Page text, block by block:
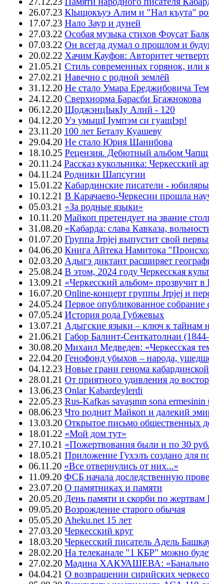
26.07.23 Кlыщокъуэ Алим и "Нал къута"
17.07.23 Нало Заур и дуней
27.03.22 Особая музыка стихов Фоусат
07.03.22 Он всегда думал о прошлом и
20.02.22 Хачим Кауфов: Авторитет
21.05.21 Стиль современных горянок, или
27.02.21 Навечно с родной землёй
31.12.20 Не стало Умара Ереджибовича
24.12.20 Сверхнорма Барасби Бгажнокова
06.12.20 ЩоджэнцIыкIу Алий - 120
04.12.20 Уэ умыщI Iумпэм си гуащIэр!
23.11.20 100 лет Беталу Куашеву
29.04.20 Не стало Юрия Шанибова
18.10.25 Рецензия. Дебютный альбом
20.11.24 Рассказ кукольника: Черкесский
04.11.24 Родники Шапсугии
15.01.22 Кабардинские писатели -
10.12.21 В Карачаево-Черкесии прошла
05.03.21 «За родные языки»
10.11.20 Майкоп претендует на звание
31.08.20 «Кабарда: слава Кавказа,
01.07.20 Группа Jrpjej выпустит свой
04.06.20 Книга Айтека Намитока
02.03.20 Адыгэ диктант расширяет
25.08.24 В этом, 2024 году Черкесская
13.09.21 «Черкесский альбом» прозвучит в
16.07.20 Online-концерт группы Jrpjej и
24.05.24 Первое опубликованное
07.05.24 История рода Губжевых
13.07.21 Адыгские языки – ключ к тайнам
21.06.21 Габор Балинт-Сенткатолнаи
30.08.20 Михаил Медведев: «Черкесская
22.04.20 Генофонд убыхов – народа,
04.12.23 Новые грани генома
28.01.21 От приятного удивления до
13.06.23 Onlar Kabardeylerdi
22.05.23 Rus-Kafkas savaşının sona
08.06.23 Что роднит Майкоп и далекий
13.03.20 Открытое письмо общественных
18.01.22 «Мой дом тут»
27.10.21 «Пожертвования были и по 30
18.05.21 Приложение Гухэлъ создано для
06.11.20 «Все отвернулись от них...»
11.09.20 ФСБ начала доследственную
23.07.20 О памятниках и памяти
20.05.20 День памяти и скорби по
09.05.20 Возрождение старого обычая
05.05.20 Aheku.net 15 лет
27.03.20 Черкесский круг
18.03.20 Черкесский писатель Адель
28.02.20 На телеканале "1 КБР" можно
27.02.20 Мадина ХАКУАШЕВА:
04.04.21 О возвращении сирийских